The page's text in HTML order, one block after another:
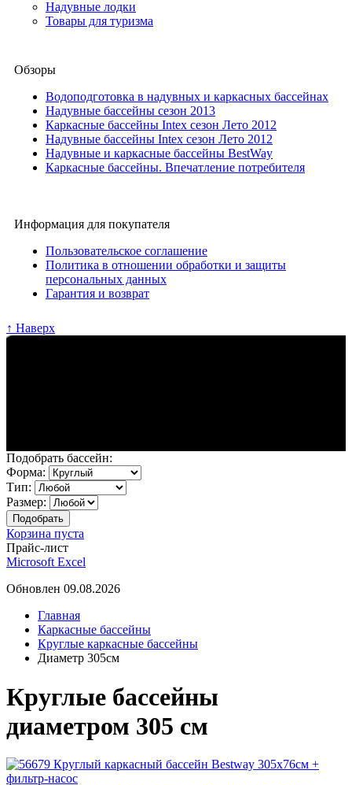
Надувные лодки
Товары для туризма
Обзоры
Водоподготовка в надувных и каркасных бассейнах
Надувные бассейны сезон 2013
Каркасные бассейны Intex сезон Лето 2012
Надувные бассейны Intex сезон Лето 2012
Надувные и каркасные бассейны BestWay
Каркасные бассейны. Впечатление потребителя
Информация для покупателя
Пользовательское соглашение
Политика в отношении обработки и защиты
персональных данных
Гарантия и возврат
↑ Наверх
Подобрать бассейн:
Форма:
Тип:
Размер:
Корзина пуста
Прайс-лист
Microsoft Excel
Обновлен 09.08.2026
Главная
Каркасные бассейны
Круглые каркасные бассейны
Диаметр 305см
Круглые бассейны
диаметром 305 см